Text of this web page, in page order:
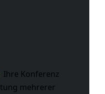
Ihre Konferenz
mehrerer